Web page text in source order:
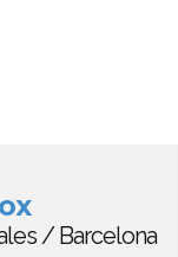
/ Barcelona